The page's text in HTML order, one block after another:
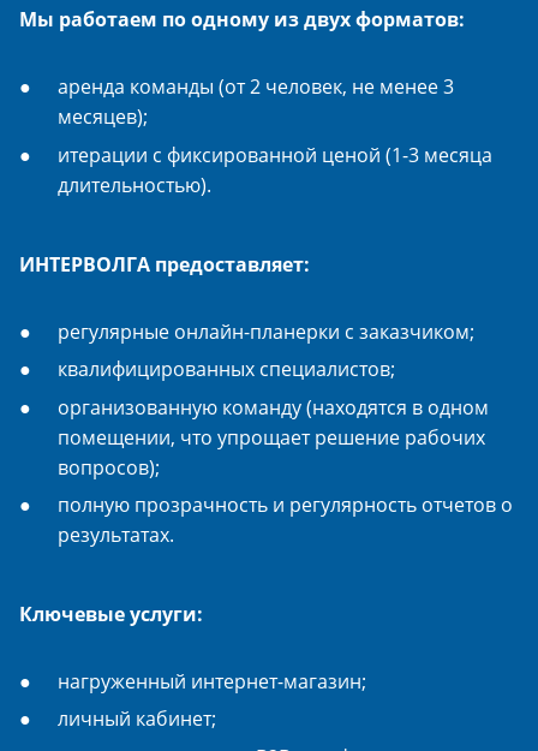
Мы работаем по одному из двух форматов:
аренда команды (от 2 человек, не менее 3
месяцев);
итерации с фиксированной ценой (1-3 месяца
длительностью).
ИНТЕРВОЛГА предоставляет:
регулярные онлайн-планерки с заказчиком;
квалифицированных специалистов;
организованную команду (находятся в одном
помещении, что упрощает решение рабочих
вопросов);
полную прозрачность и регулярность отчетов о
результатах.
Ключевые услуги:
нагруженный интернет-магазин;
личный кабинет;